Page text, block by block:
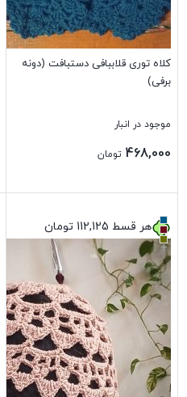
کلاه توری قلاببافی دستبافت (دونه
برفی)
موجود در انبار
468,000 تومان
هر قسط 112,125 تومان
+